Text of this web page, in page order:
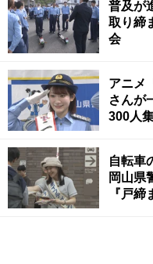
普及が
取り締
会
アニメ
さんが
300人
自転車
岡山県
『戸